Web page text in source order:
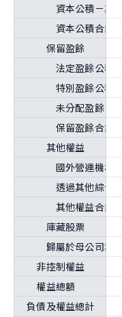
資本公積－其他
資本公積合計
保留盈餘
法定盈餘公積
特別盈餘公積
未分配盈餘（或
保留盈餘合計
其他權益
國外營運機構財務
透過其他綜合損益
其他權益合計
庫藏股票
歸屬於母公司業主
非控制權益
權益總額
負債及權益總計